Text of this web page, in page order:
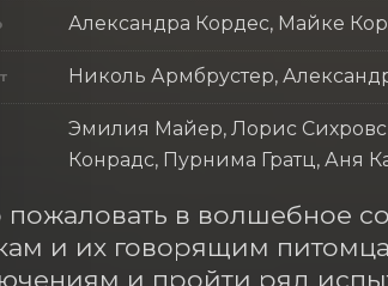
Александра Кордес, Майке
Николь Армбрустер,
Эмилия Майер, Лорис
Конрадс, Пурнима Гратц, Аня
в волшебное
и их говорящим
и пройти ряд